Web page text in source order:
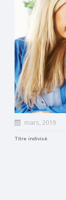
mars, 2019
Titre indivisé